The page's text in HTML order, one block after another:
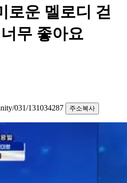
로운 멜로디 걷
무 좋아요
031/131034287
주소복사